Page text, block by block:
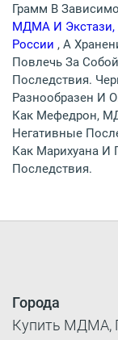
Грамм В
МДМА И Экстази,
России , А
Повлечь За
Последствия.
Разнообразен И
Как Мефедрон,
Негативные
Как Марихуана И
Последствия.
Города
Купить МДМА,